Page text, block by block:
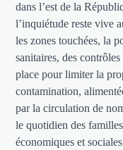
dans l’est de la
l’inquiétude reste vive
les zones touchées, la
sanitaires, des
place pour limiter la
contamination,
par la circulation de
le quotidien des
économiques et